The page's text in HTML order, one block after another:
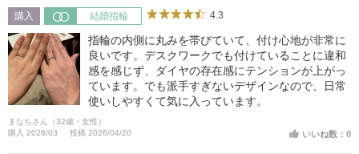
ような価格帯でオ ーダーできる点も魅力だと思いま
す。
購入 結婚指輪 4.3
指輪の内側に丸みを帯びていて、付け心地が非常に
良いです。デスクワークでも付けていることに違和
感を感じず、ダイヤの存在感にテンションが上がっ
ています。でも派手すぎないデザインなので、日常
使いしやすくて気に入っています。
まなちさん（32歳・女性）
購入 2026/03
投稿 2026/04/20 いいね数：0